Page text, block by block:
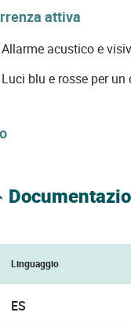
attiva
Allarme acustico e
Luci blu e rosse per
Linguaggio
ES